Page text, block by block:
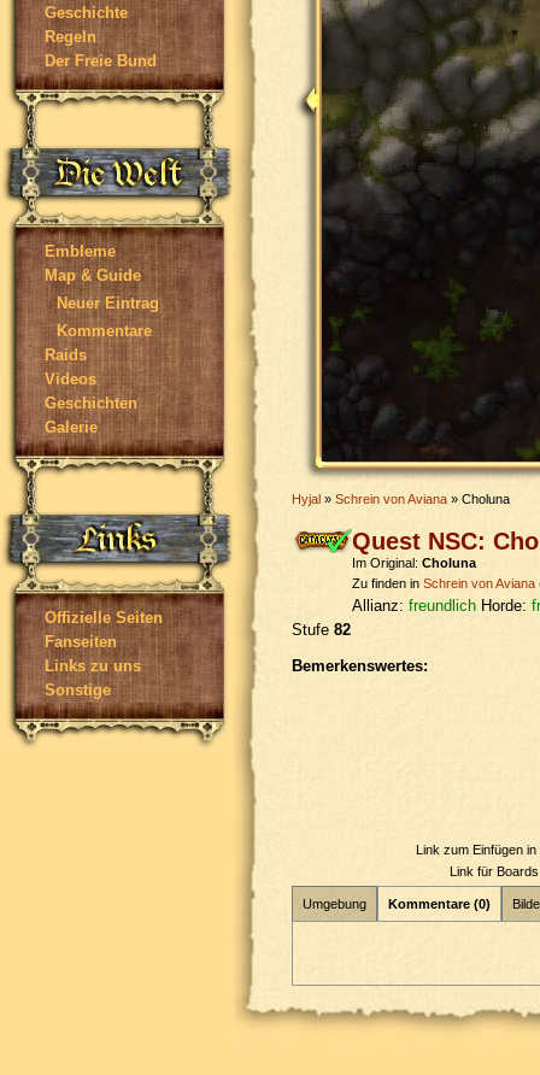
Geschichte
Regeln
Der Freie Bund
Embleme
Map & Guide
Neuer Eintrag
Kommentare
Raids
Videos
Geschichten
Galerie
Offizielle Seiten
Fanseiten
Links zu uns
Sonstige
Hyjal » Schrein von Aviana » Choluna
Quest NSC:
Im Original: Choluna
Zu finden in Schrein von Aviana
Allianz: freundlich Horde:
Stufe 82
Bemerkenswertes:
Link zum Einfügen
Link für
Umgebung Kommentare (0)